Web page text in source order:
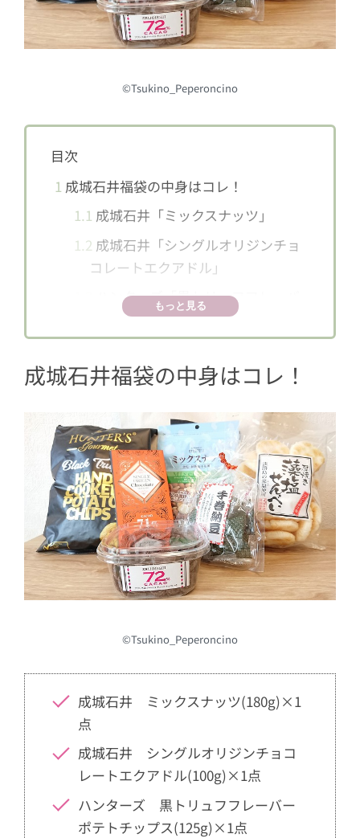
©Tsukino_Peperoncino
目次
1 成城石井福袋の中身はコレ！
1.1 成城石井「ミックスナッツ」
1.2 成城石井「シングルオリジンチョ
コレートエクアドル」
ハンターズ「黒トリュフフレーバ
ーポテトチップス」
ュールカカオ７２％」
1.6成城石井「手巻納豆」
1.7オリジナルエコバッグ（福袋限定
デザイン）
もっと見る
成城石井福袋の中身はコレ！
©Tsukino_Peperoncino
成城石井 ミックスナッツ(180g)×1
点
成城石井 シングルオリジンチョコ
レートエクアドル(100g)×1点
ハンターズ 黒トリュフフレーバー
ポテトチップス(125g)×1点